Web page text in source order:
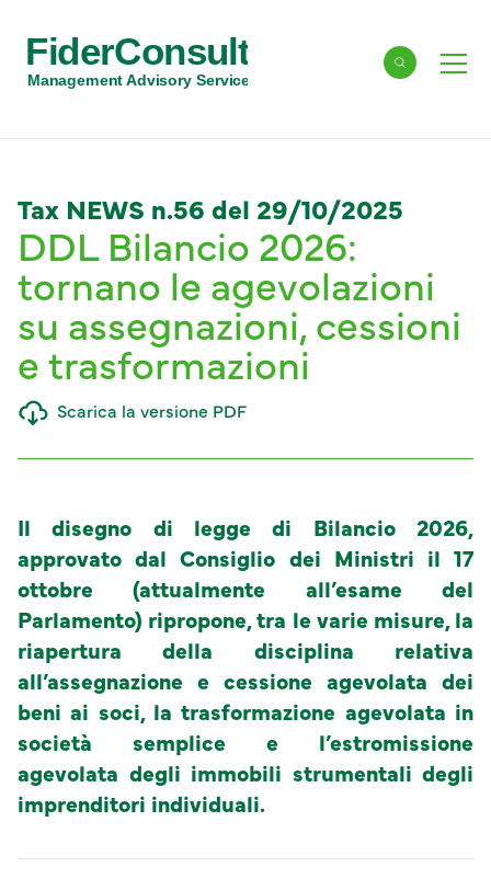
FiderConsult
Management Advisory Services Cerca
Tax NEWS n.56 del 29/10/2025
DDL Bilancio 2026:
tornano le agevolazioni
su assegnazioni, cessioni
e trasformazioni
Scarica la versione PDF
Il disegno di legge di Bilancio 2026,
approvato dal Consiglio dei Ministri il 17
ottobre (attualmente all’esame del
Parlamento) ripropone, tra le varie misure, la
riapertura della disciplina relativa
all’assegnazione e cessione agevolata dei
beni ai soci, la trasformazione agevolata in
società semplice e l’estromissione
agevolata degli immobili strumentali degli
imprenditori individuali.